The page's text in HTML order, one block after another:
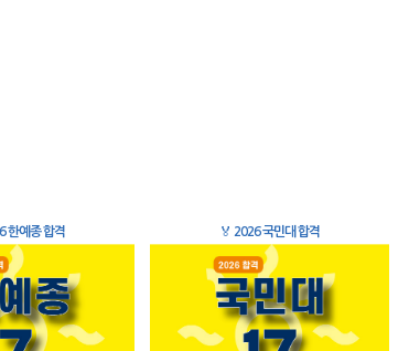
한예종 합격 🏅 2026 국민대 합격